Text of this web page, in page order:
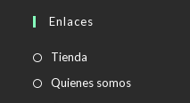
Enlaces
Tienda
Quienes somos